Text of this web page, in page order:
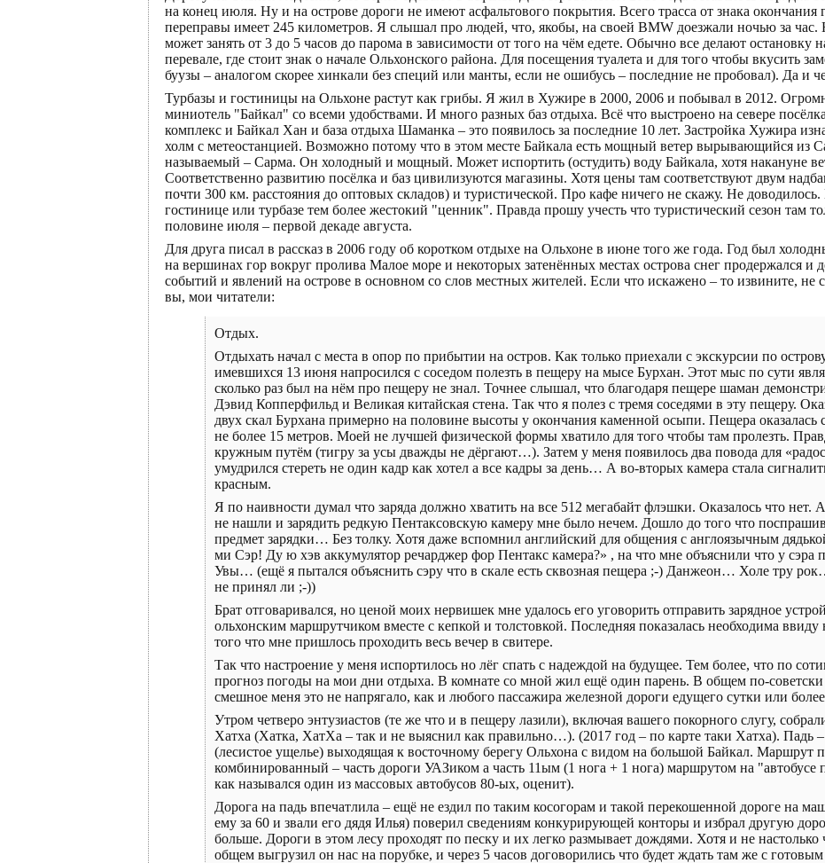
на конец июля. Ну и на острове дороги не имеют асфальтового покрытия. Всего трасса от знака окончания
переправы имеет 245 километров. Я слышал про людей, что, якобы, на своей BMW доезжали ночью за час.
может занять от 3 до 5 часов до парома в зависимости от того на чём едете. Обычно все делают остановку
перевале, где стоит знак о начале Ольхонского района. Для посещения туалета и для того чтобы вкусить
буузы – аналогом скорее хинкали без специй или манты, если не ошибусь – последние не пробовал). Да и
Турбазы и гостиницы на Ольхоне растут как грибы. Я жил в Хужире в 2000, 2006 и побывал в 2012.
миниотель "Байкал" со всеми удобствами. И много разных баз отдыха. Всё что выстроено на севере
комплекс и Байкал Хан и база отдыха Шаманка – это появилось за последние 10 лет. Застройка Хужира
холм с метеостанцией. Возможно потому что в этом месте Байкала есть мощный ветер вырывающийся из
называемый – Сарма. Он холодный и мощный. Может испортить (остудить) воду Байкала, хотя накануне
Соответственно развитию посёлка и баз цивилизуются магазины. Хотя цены там соответствуют двум
почти 300 км. расстояния до оптовых складов) и туристической. Про кафе ничего не скажу. Не
гостинице или турбазе тем более жестокий "ценник". Правда прошу учесть что туристический сезон там
половине июля – первой декаде августа.
Для друга писал в рассказ в 2006 году об коротком отдыхе на Ольхоне в июне того же года. Год был
на вершинах гор вокруг пролива Малое море и некоторых затенённых местах острова снег продержался
событий и явлений на острове в основном со слов местных жителей. Если что искажено – то извините, не
вы, мои читатели:
Отдых.
Отдыхать начал с места в опор по прибытии на остров. Как только приехали с экскурсии по
имевшихся 13 июня напросился с соседом полезть в пещеру на мысе Бурхан. Этот мыс по сути
сколько раз был на нём про пещеру не знал. Точнее слышал, что благодаря пещере шаман
Дэвид Копперфильд и Великая китайская стена. Так что я полез с тремя соседями в эту пещеру.
двух скал Бурхана примерно на половине высоты у окончания каменной осыпи. Пещера оказалась
не более 15 метров. Моей не лучшей физической формы хватило для того чтобы там пролезть.
кружным путём (тигру за усы дважды не дёргают…). Затем у меня появилось два повода для
умудрился стереть не один кадр как хотел а все кадры за день… А во-вторых камера стала
красным.
Я по наивности думал что заряда должно хватить на все 512 мегабайт флэшки. Оказалось что нет.
не нашли и зарядить редкую Пентаксовскую камеру мне было нечем. Дошло до того что
предмет зарядки… Без толку. Хотя даже вспомнил английский для общения с англоязычным
ми Сэр! Ду ю хэв аккумулятор речарджер фор Пентакс камера?» , на что мне объяснили что у сэра
Увы… (ещё я пытался объяснить сэру что в скале есть сквозная пещера ;-) Данжеон… Холе тру
не принял ли ;-))
Брат отговаривался, но ценой моих нервишек мне удалось его уговорить отправить зарядное
ольхонским маршрутчиком вместе с кепкой и толстовкой. Последняя показалась необходима ввиду
того что мне пришлось проходить весь вечер в свитере.
Так что настроение у меня испортилось но лёг спать с надеждой на будущее. Тем более, что по
прогноз погоды на мои дни отдыха. В комнате со мной жил ещё один парень. В общем по-
смешное меня это не напрягало, как и любого пассажира железной дороги едущего сутки или
Утром четверо энтузиастов (те же что и в пещеру лазили), включая вашего покорного слугу,
Хатха (Хатка, ХатХа – так и не выяснил как правильно…). (2017 год – по карте таки Хатха). Падь
(лесистое ущелье) выходящая к восточному берегу Ольхона с видом на большой Байкал. Маршрут
комбинированный – часть дороги УАЗиком а часть 11ым (1 нога + 1 нога) маршрутом на "автобусе
как назывался один из массовых автобусов 80-ых, оценит).
Дорога на падь впечатлила – ещё не ездил по таким косогорам и такой перекошенной дороге на
ему за 60 и звали его дядя Илья) поверил сведениям конкурирующей конторы и избрал другую
больше. Дороги в этом лесу проходят по песку и их легко размывает дождями. Хотя и не
общем выгрузил он нас на порубке, и через 5 часов договорились что будет ждать там же с